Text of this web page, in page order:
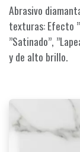
Abrasivo
texturas: Efecto
”Satinado”,
y de alto brillo.